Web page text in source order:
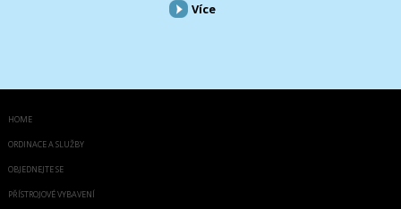
Více
HOME
ORDINACE A SLUŽBY
OBJEDNEJTE SE
PŘÍSTROJOVÉ VYBAVENÍ